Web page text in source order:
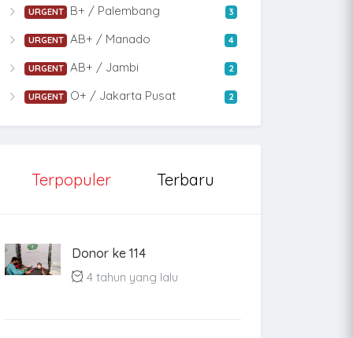
URGENT B+ / Palembang 3
URGENT AB+ / Manado 4
URGENT AB+ / Jambi 2
URGENT O+ / Jakarta Pusat 2
Terpopuler Terbaru
Donor ke 114
4 tahun yang lalu